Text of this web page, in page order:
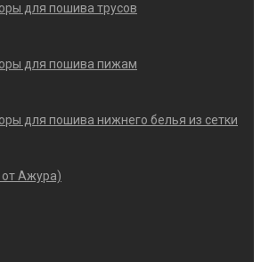
для пошива трусов
для пошива пижам
для пошива нижнего белья из сетки
Ажура)